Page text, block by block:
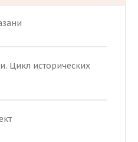
Цикл исторических